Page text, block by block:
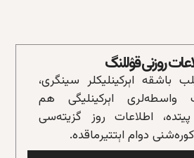
روزنی قۉللنگ
باشقه‌ اېرکینلیکلر سینگری،
واسطه‌لری اېرکینلیگی هم
اطلاعات روز گزیته‌سی
دوام اېتتیرماقده.